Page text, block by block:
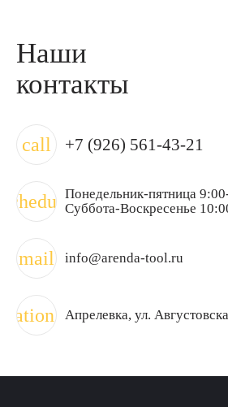
Наши
контакты
call +7 (926) 561-43-21
scheduleПонедельник-пятница
Суббота-Воскресенье
mail info@arenda-tool.ru
Апрелевка, ул.